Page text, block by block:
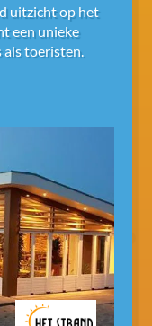
uitzicht op het
een unieke
als toeristen.